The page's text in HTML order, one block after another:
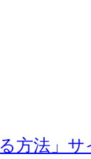
方法」